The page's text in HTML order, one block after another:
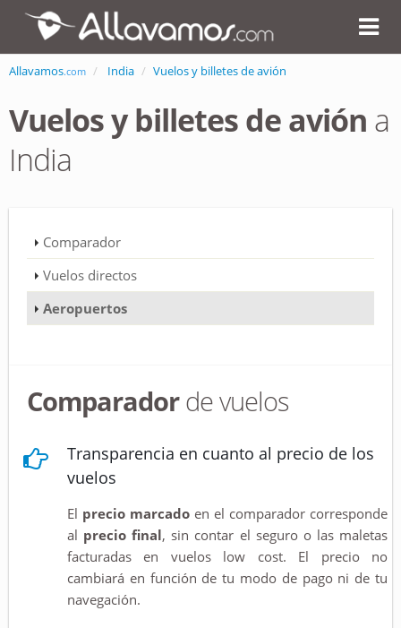
Allavamos.com India Vuelos y billetes de avión
Vuelos y billetes de avión a
India
Comparador
Vuelos directos
Aeropuertos
Comparadorde vuelos
Transparencia en cuanto al precio de los
vuelos
El precio marcado en el comparador corresponde
al precio final, sin contar el seguro o las maletas
facturadas en vuelos low cost. El precio no
cambiará en función de tu modo de pago ni de tu
navegación.